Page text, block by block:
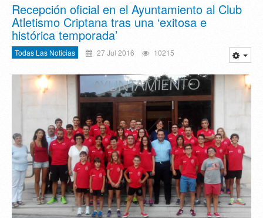
Recepción oficial en el Ayuntamiento al Club
Atletismo Criptana tras una ‘exitosa e
histórica temporada’
Todas Las Noticias 27 Jul 2016 10215